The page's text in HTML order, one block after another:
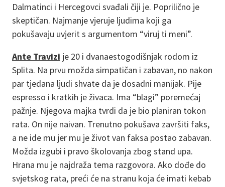
Dalmatinci i Hercegovci svađali čiji je. Poprilično je
skeptičan. Najmanje vjeruje ljudima koji ga
pokušavaju uvjerit s argumentom “viruj ti meni”.
Ante Travizi je 20 i dvanaestogodišnjak rodom iz
Splita. Na prvu možda simpatičan i zabavan, no nakon
par tjedana ljudi shvate da je dosadni manijak. Pije
espresso i kratkih je živaca. Ima “blagi” poremećaj
pažnje. Njegova majka tvrdi da je bio planiran tokon
rata. On nije naivan. Trenutno pokušava završiti faks,
a ne ide mu jer mu je život van faksa postao zabavan.
Možda izgubi i pravo školovanja zbog stand upa.
Hrana mu je najdraža tema razgovora. Ako dođe do
svjetskog rata, preći će na stranu koja će imati kebab